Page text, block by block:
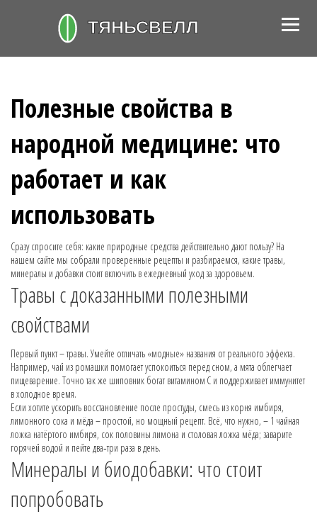
Полезные свойства в
народной медицине: что
работает и как
использовать
Сразу спросите себя: какие природные средства действительно дают пользу? На
нашем сайте мы собрали проверенные рецепты и разбираемся, какие травы,
минералы и добавки стоит включить в ежедневный уход за здоровьем.
Травы с доказанными полезными
свойствами
Первый пункт – травы. Умейте отличать «модные» названия от реального эффекта.
Например, чай из ромашки помогает успокоиться перед сном, а мята облегчает
пищеварение. Точно так же шиповник богат витамином C и поддерживает иммунитет
в холодное время.
Если хотите ускорить восстановление после простуды, смесь из корня имбиря,
лимонного сока и мёда – простой, но мощный рецепт. Всё, что нужно, – 1 чайная
ложка натёртого имбиря, сок половины лимона и столовая ложка мёда; заварите
горячей водой и пейте два‑три раза в день.
Минералы и биодобавки: что стоит
попробовать